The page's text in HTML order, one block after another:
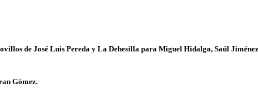
de José Luis Pereda y La Dehesilla para Miguel Hidalgo, Saúl
Gómez.